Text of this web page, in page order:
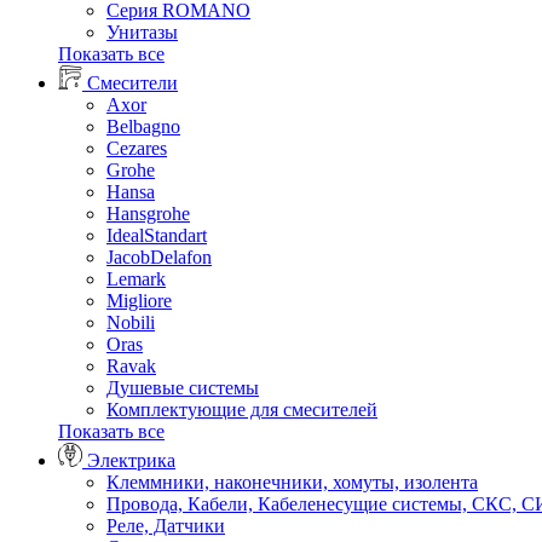
Серия ROMANO
Унитазы
Показать все
Смесители
Axor
Belbagno
Cezares
Grohe
Hansa
Hansgrohe
IdealStandart
JacobDelafon
Lemark
Migliore
Nobili
Oras
Ravak
Душевые системы
Комплектующие для смесителей
Показать все
Электрика
Клеммники, наконечники, хомуты, изолента
Провода, Кабели, Кабеленесущие системы, СКС,
Реле, Датчики